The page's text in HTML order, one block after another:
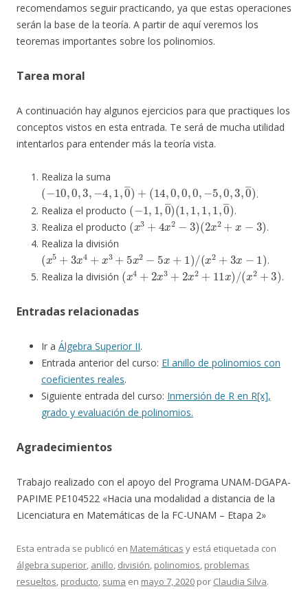
recomendamos seguir practicando, ya que estas operaciones
serán la base de la teoría. A partir de aquí veremos los
teoremas importantes sobre los polinomios.
Tarea moral
A continuación hay algunos ejercicios para que practiques los
conceptos vistos en esta entrada. Te será de mucha utilidad
intentarlos para entender más la teoría vista.
Realiza la suma
(−10,0,3,−4,1 ―) 14 0 0 − 0, ,0 ― )
.
Realiza el producto
(− 1 1,0―)
(1 , ,1,1,0―)
.
Realiza el producto
(x 3+ 4x 2−3)(2x2+x−3
.
Realiza la división
(x5+3x4+x3+5 2 5 1 + 3 x −
.
Realiza la división
(x4 x3+ 2 x2+11 / x2+ 3)
.
Entradas relacionadas
Ir a Álgebra Superior II.
Entrada anterior del curso: El anillo de polinomios con
coeficientes reales.
Siguiente entrada del curso: Inmersión de R en R[x],
grado y evaluación de polinomios.
Agradecimientos
Trabajo realizado con el apoyo del Programa UNAM-DGAPA-
PAPIME PE104522 «Hacia una modalidad a distancia de la
Licenciatura en Matemáticas de la FC-UNAM – Etapa 2»
Esta entrada se publicó en Matemáticas y está etiquetada con
álgebra superior, anillo, división, polinomios, problemas
resueltos, producto, suma en mayo 7, 2020 por Claudia Silva.